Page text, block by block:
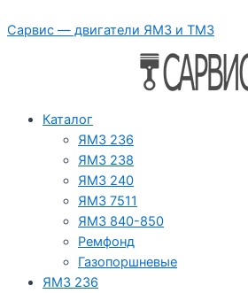
к
Сарвис — двигатели ЯМЗ и ТМЗ
Каталог
ЯМЗ 236
ЯМЗ 238
ЯМЗ 240
ЯМЗ 7511
ЯМЗ 840-850
Ремфонд
Газопоршневые
ЯМЗ 236